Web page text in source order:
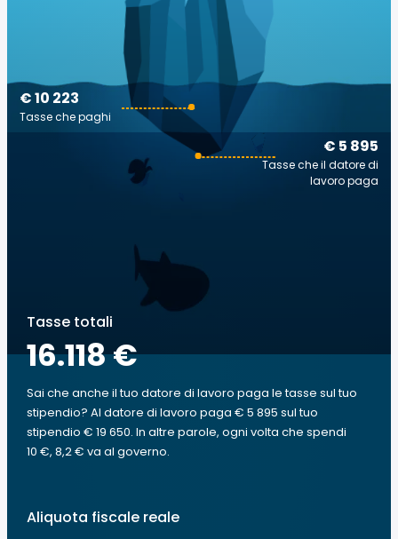
€ 5 895
Tasse che il datore di
lavoro paga
€ 10 223
Tasse che paghi
Tasse totali
16.118 €
Sai che anche il tuo datore di lavoro paga le tasse sul tuo
stipendio? Al datore di lavoro paga € 5 895 sul tuo
stipendio € 19 650. In altre parole, ogni volta che spendi
10 €, 8,2 € va al governo.
Aliquota fiscale reale